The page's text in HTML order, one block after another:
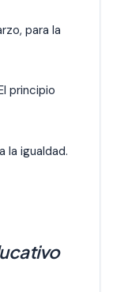
para la
principio
la igualdad.